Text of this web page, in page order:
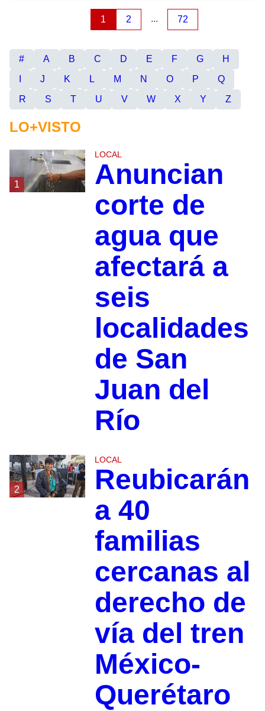
1 2 ... 72
# A B C D E F G
H
J K L M N O P
Q
R
S T U V W X Y Z
LO+VISTO
1
LOCAL
Anuncian
corte de
agua que
afectará a
seis
localidades
de San
Juan del
Río
2
LOCAL
Reubicarán
a 40
familias
cercanas al
derecho de
vía del tren
México-
Querétaro